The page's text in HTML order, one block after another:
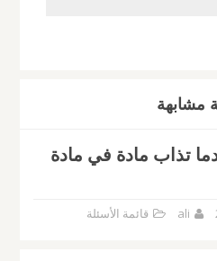
مشابهة
تذاب مادة في مادة
ali قائمة الأسئلة